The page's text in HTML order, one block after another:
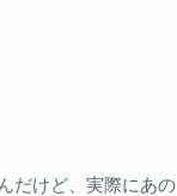
だけど、実際にあの